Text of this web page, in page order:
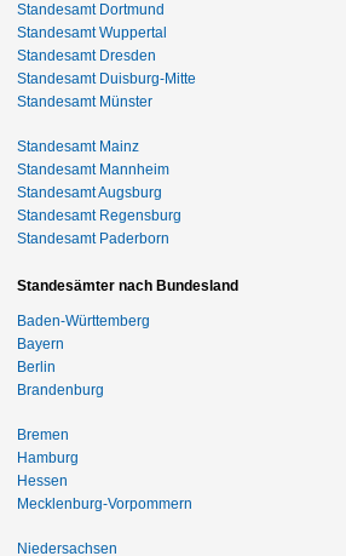
Standesamt Dortmund
Standesamt Wuppertal
Standesamt Dresden
Standesamt Duisburg-Mitte
Standesamt Münster
Standesamt Mainz
Standesamt Mannheim
Standesamt Augsburg
Standesamt Regensburg
Standesamt Paderborn
Standesämter nach Bundesland
Baden-Württemberg
Bayern
Berlin
Brandenburg
Bremen
Hamburg
Hessen
Mecklenburg-Vorpommern
Niedersachsen